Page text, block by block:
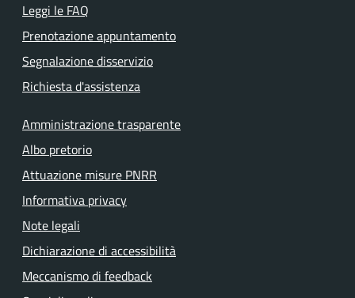
Leggi le FAQ
Prenotazione appuntamento
Segnalazione disservizio
Richiesta d'assistenza
Amministrazione trasparente
Albo pretorio
Attuazione misure PNRR
Informativa privacy
Note legali
Dichiarazione di accessibilità
Meccanismo di feedback